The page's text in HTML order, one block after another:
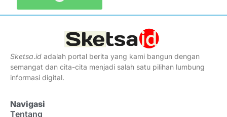
Sketsa.id adalah portal berita yang kami bangun dengan
semangat dan cita-cita menjadi salah satu pilihan lumbung
informasi digital.
Navigasi
Tentang